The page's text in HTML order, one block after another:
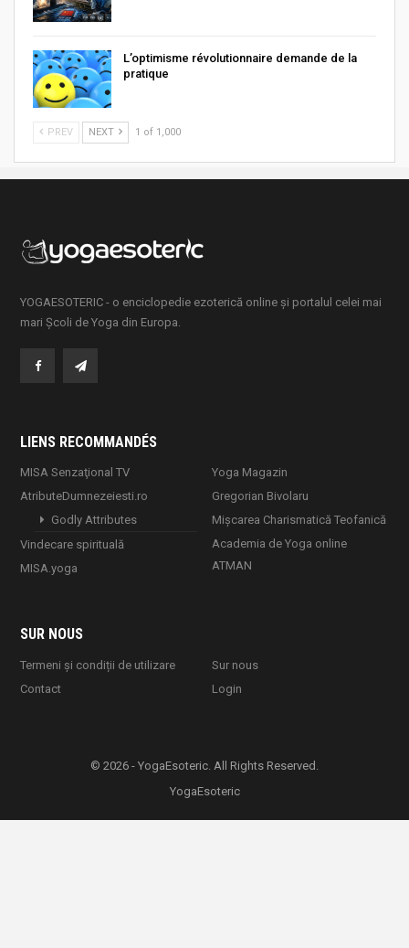
L’optimisme révolutionnaire demande de la
pratique
PREV NEXT 1 of 1,000
YOGAESOTERIC - o enciclopedie ezoterică online și portalul celei mai
mari Școli de Yoga din Europa.
LIENS RECOMMANDÉS
MISA Senzaţional TV
AtributeDumnezeiesti.ro
Godly Attributes
Vindecare spirituală
MISA.yoga
Yoga Magazin
Gregorian Bivolaru
Mișcarea Charismatică Teofanică
Academia de Yoga online
ATMAN
SUR NOUS
Termeni și condiții de utilizare
Contact
Sur nous
Login
© 2026 - YogaEsoteric. All Rights Reserved.
YogaEsoteric